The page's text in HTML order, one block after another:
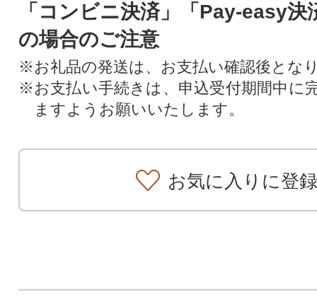
「コンビニ決済」「Pay-easy決
の場合のご注意
※お礼品の発送は、お支払い確認後とな
※お支払い手続きは、申込受付期間中に
ますようお願いいたします。
お気に入りに登録